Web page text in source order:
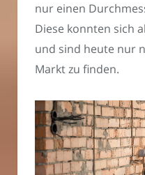
nur einen
Diese konnten sich
und sind heute nur
Markt zu finden.